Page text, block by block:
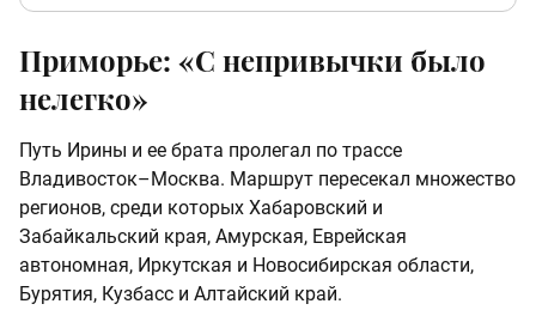
Приморье: «С непривычки было
нелегко»
Путь Ирины и ее брата пролегал по трассе
Владивосток–Москва. Маршрут пересекал множество
регионов, среди которых Хабаровский и
Забайкальский края, Амурская, Еврейская
автономная, Иркутская и Новосибирская области,
Бурятия, Кузбасс и Алтайский край.